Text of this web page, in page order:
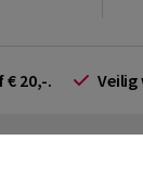
€ 20,-.